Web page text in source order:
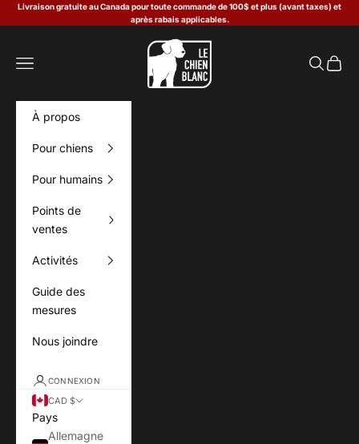
Passer au contenu
Livraison gratuite au Canada pour toute commande de 100$ et plus (avant taxes) et
après rabais applicables.
Le Chien Blanc
Menu Panier
À propos
Pour chiens
Pour humains
Points de
ventes
Activités
Guide des
mesures
Nous joindre
CONNEXION
CAD $
Pays
Allemagne